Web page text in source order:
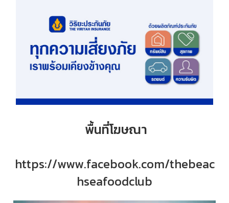
พื้นที่โฆษณา
https://www.facebook.com/thebeac
hseafoodclub